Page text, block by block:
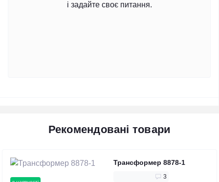
і задайте своє питання.
Рекомендовані товари
Трансформер 8878-1
3